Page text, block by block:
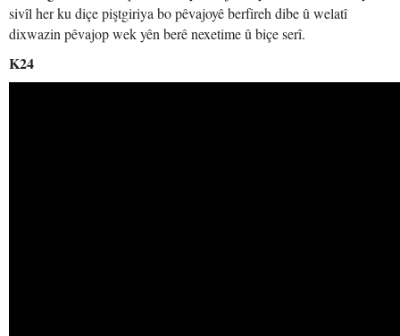
sivîl her ku diçe piştgiriya bo pêvajoyê berfireh dibe û welatî
dixwazin pêvajop wek yên berê nexetime û biçe serî.
K24